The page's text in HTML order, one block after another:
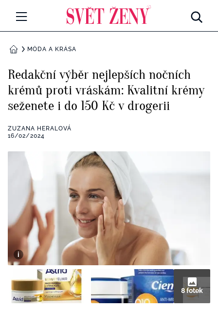
Všechny kategorie
Rozhovory
RETROHUBKY
Všechny kategorie
Seberozvoj
Všechny kategorie
Životní styl
ZÁBAVA
Všechny kategorie
Testy a kvízy
BYDLENÍ
Všechny kategorie
Tvoření
Rady a tipy
BurdaMedia
Extra
SVĚT ŽENY - 599 KČ
ROČNÍ PŘEDPLATNÉ SVĚT ŽENY +
SADA PRODUKTŮ MANA (10 ks)
DOMŮMÓDA A KRÁSA
Redakční výběr nejlepších nočních
krémů proti vráskám: Kvalitní krémy
seženete i do 150 Kč v drogerii
ZUZANA HERALOVÁ
16/02/2024
8 fotek